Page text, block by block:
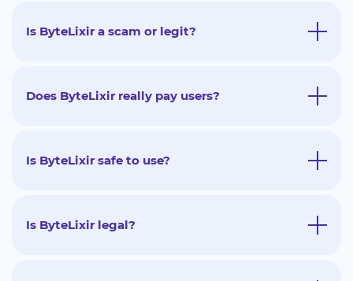
Is ByteLixir a scam or legit?
Does ByteLixir really pay users?
Is ByteLixir safe to use?
Is ByteLixir legal?